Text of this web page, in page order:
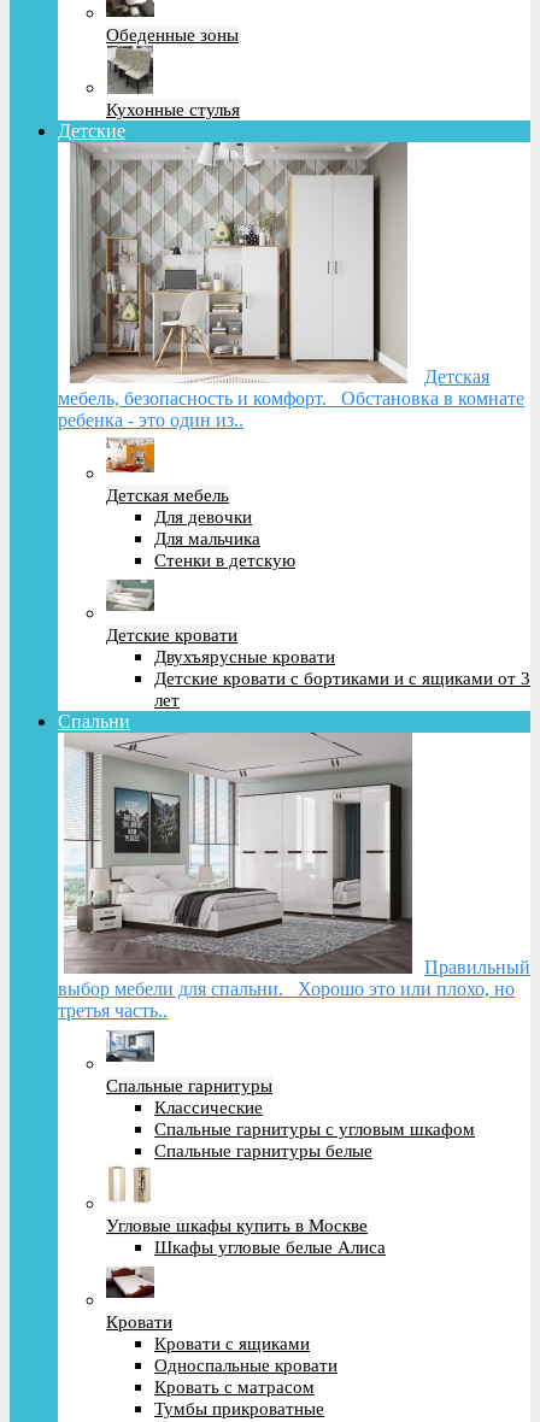
Обеденные зоны
Кухонные стулья
Детские
Детская
мебель, безопасность и комфорт. Обстановка в комнате
ребенка - это один из..
Детская мебель
Для девочки
Для мальчика
Стенки в детскую
Детские кровати
Двухъярусные кровати
Детские кровати с бортиками и с ящиками от 3
лет
Спальни
Правильный
выбор мебели для спальни. Хорошо это или плохо, но
третья часть..
Спальные гарнитуры
Классические
Спальные гарнитуры с угловым шкафом
Спальные гарнитуры белые
Угловые шкафы купить в Москве
Шкафы угловые белые Алиса
Кровати
Кровати с ящиками
Односпальные кровати
Кровать с матрасом
Тумбы прикроватные